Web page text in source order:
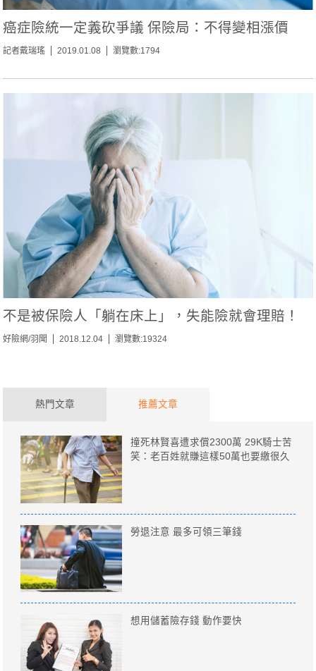
癌症險統一定義砍爭議 保險局：不得變相漲價
記者戴瑞瑤 2019.01.08 瀏覽數:1794
不是被保險人「躺在床上」，失能險就會理賠！
好險網/羽聞 2018.12.04 瀏覽數:19324
熱門文章 推薦文章
撞死林賢喜遭求償2300萬 29K騎士苦
笑：老百姓就賺這樣50萬也要繳很久
勞退注意 最多可領三筆錢
想用儲蓄險存錢 動作要快